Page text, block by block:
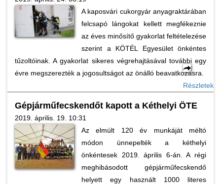
A kaposvári cukorgyár anyagraktárában
felcsapó lángokat kellett megfékeznie
az éves minősítő gyakorlat feltételezése
szerint a KÖTÉL Egyesület önkéntes
tűzoltóinak. A gyakorlat sikeres végrehajtásával további egy
évre megszerezték a jogosultságot az önálló beavatkozásra.
Részletek
Gépjárműfecskendőt kapott a Kéthelyi ÖTE
2019. április. 19. 10:31
Az elmúlt 120 év munkáját méltó
módon ünnepelték a kéthelyi
önkéntesek 2019. április 6-án. A régi
meghibásodott gépjárműfecskendő
helyett egy használt 1000 literes